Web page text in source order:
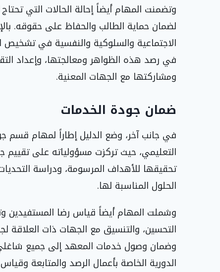
وتضمنت المهام أيضاً إحالة الحالات التي
لضمان حماية الطالب والحفاظ على حقوقه.
الاجتماعية والسلوكية والنفسية في تشخيص
في رصد هذه الظواهر ومعالجتها، وإعداد
ومشاركتها مع الجهات المعنية.
ضمان جودة الخدمات
في جانب آخر، وضع الدليل إطاراً لمهام
التعليمي، حيث تركزت مسؤولياته على
تحقيقها للأهداف المرسومة، ودراسة
الحلول المناسبة لها.
وشملت المهام أيضاً قياس رضا المستفيدين
التحسين، والتنسيق مع الجهات ذات العلاقة
وضمان وصول خدمات المعهد إلى جميع شاغلي
الدورية الخاصة بأعمال الرصد والمتابعة وقياس